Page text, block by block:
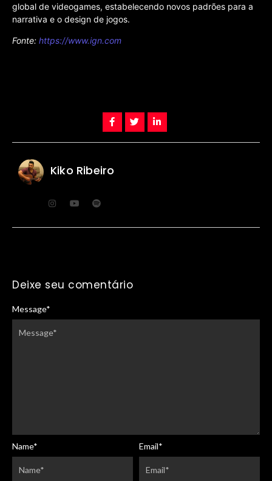
global de videogames, estabelecendo novos padrões para a
narrativa e o design de jogos.
Fonte: https://www.ign.com
Kiko Ribeiro
Deixe seu comentário
Message*
Name* Email*